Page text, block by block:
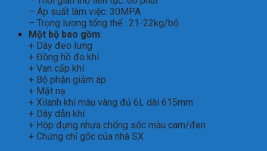
– Áp suất làm việc: 30MPA
– Trọng lượng tổng thể : 21-22kg/bộ
Một bộ bao gồm:
+ Dây đeo lưng
+ Đồng hồ đo khí
+ Van cấp khí
+ Bộ phận giảm áp
+ Mặt nạ
+ Xilanh khí màu vàng đủ 6L dài 615mm
+ Dây dẫn khí
+ Hộp đựng nhựa chống sốc màu cam/đen
+ Chứng chỉ gốc của nhà SX.